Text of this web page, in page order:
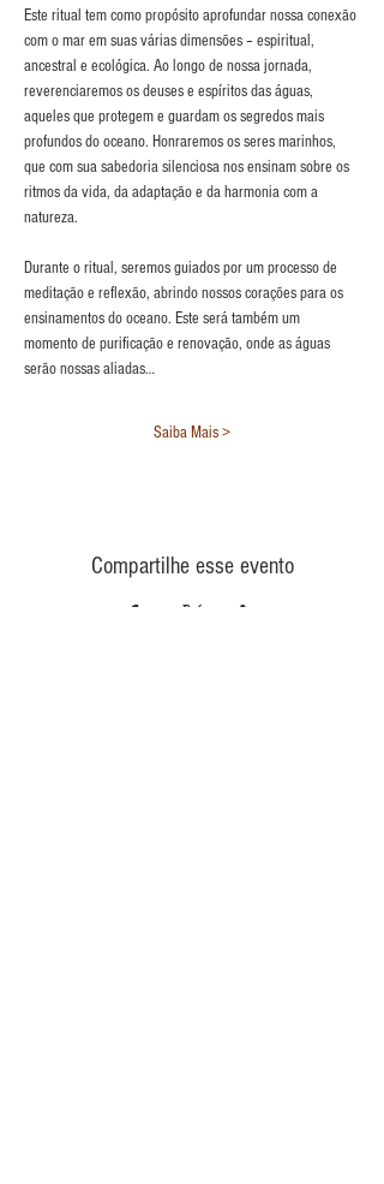
Este ritual tem como propósito aprofundar nossa conexão
com o mar em suas várias dimensões – espiritual,
ancestral e ecológica. Ao longo de nossa jornada,
reverenciaremos os deuses e espíritos das águas,
aqueles que protegem e guardam os segredos mais
profundos do oceano. Honraremos os seres marinhos,
que com sua sabedoria silenciosa nos ensinam sobre os
ritmos da vida, da adaptação e da harmonia com a
natureza.
Durante o ritual, seremos guiados por um processo de
meditação e reflexão, abrindo nossos corações para os
ensinamentos do oceano. Este será também um
momento de purificação e renovação, onde as águas
serão nossas aliadas…
Saiba Mais >
Compartilhe esse evento